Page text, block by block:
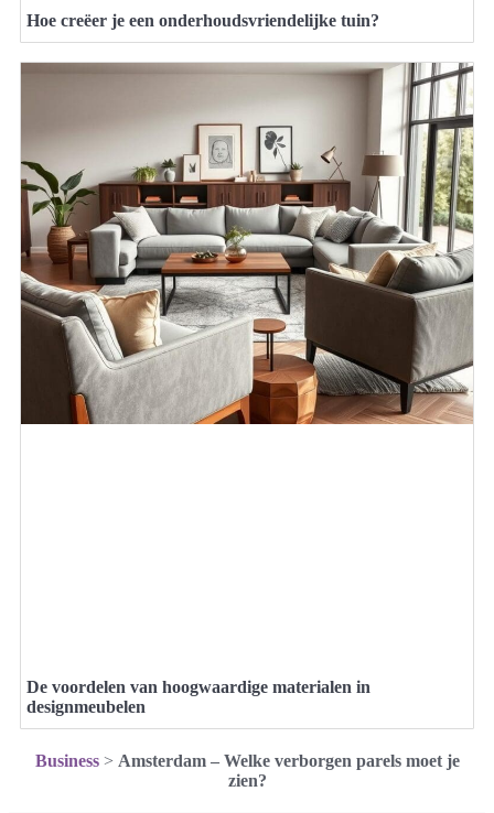
Hoe creëer je een onderhoudsvriendelijke tuin?
De voordelen van hoogwaardige materialen in
designmeubelen
Business> Amsterdam – Welke verborgen parels moet je
zien?